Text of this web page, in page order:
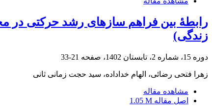
زندگی)
دوره 15، شماره 2، تابستان 1402، صفحه 21-33
زهرا فتحی رضائی، الهام خداداده، سید حجت زمانی ثانی
مشاهده مقاله
اصل مقاله 1.05 M